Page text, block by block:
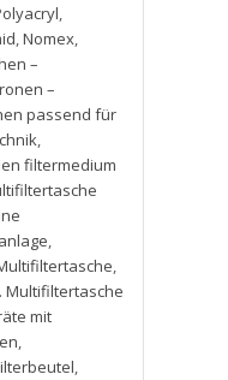
,
,Nomex,
–
–
passend für
,
filtermedium
,
,
Multifiltertasche
mit
,
,